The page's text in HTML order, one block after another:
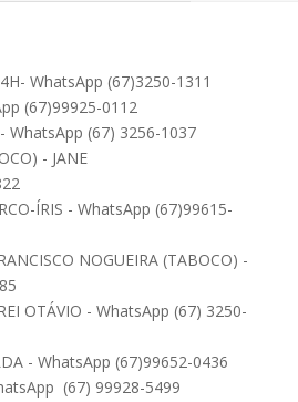
WhatsApp (67)3250-1311
(67)99925-0112
WhatsApp (67) 3256-1037
- JANE
ÍRIS - WhatsApp (67)99615-
NOGUEIRA (TABOCO) -
OTÁVIO - WhatsApp (67) 3250-
- WhatsApp (67)99652-0436
(67) 99928-5499